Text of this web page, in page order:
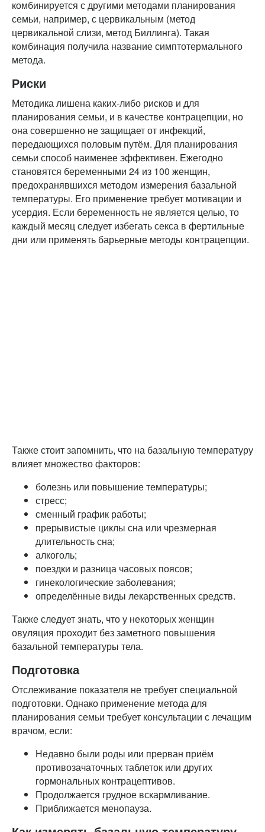
комбинируется с другими методами планирования
семьи, например, с цервикальным (метод
цервикальной слизи, метод Биллинга). Такая
комбинация получила название симптотермального
метода.
Риски
Методика лишена каких-либо рисков и для
планирования семьи, и в качестве контрацепции, но
она совершенно не защищает от инфекций,
передающихся половым путём. Для планирования
семьи способ наименее эффективен. Ежегодно
становятся беременными 24 из 100 женщин,
предохранявшихся методом измерения базальной
температуры. Его применение требует мотивации и
усердия. Если беременность не является целью, то
каждый месяц следует избегать секса в фертильные
дни или применять барьерные методы контрацепции.
Также стоит запомнить, что на базальную температуру
влияет множество факторов:
болезнь или повышение температуры;
стресс;
сменный график работы;
прерывистые циклы сна или чрезмерная
длительность сна;
алкоголь;
поездки и разница часовых поясов;
гинекологические заболевания;
определённые виды лекарственных средств.
Также следует знать, что у некоторых женщин
овуляция проходит без заметного повышения
базальной температуры тела.
Подготовка
Отслеживание показателя не требует специальной
подготовки. Однако применение метода для
планирования семьи требует консультации с лечащим
врачом, если:
Недавно были роды или прерван приём
противозачаточных таблеток или других
гормональных контрацептивов.
Продолжается грудное вскармливание.
Приближается менопауза.